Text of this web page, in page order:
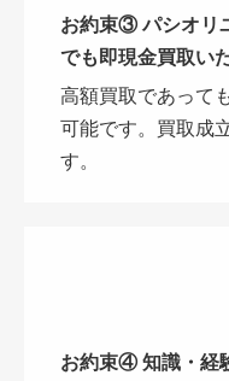
お約束③ パシオリ
でも即現金買取い
高額買取であって
可能です。買取成
す。
お約束④ 知識・経